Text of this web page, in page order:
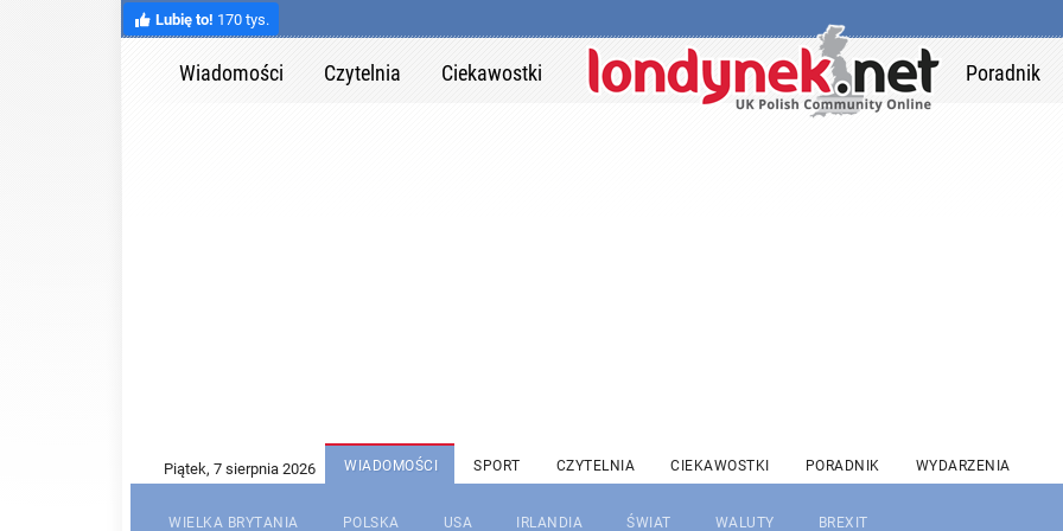
Lubię to! 170 tys.
Wiadomości Czytelnia Ciekawostki Poradnik
WIADOMOŚCI SPORT CZYTELNIA CIEKAWOSTKI PORADNIK WYDARZENIA
WIELKA BRYTANIA POLSKA USA IRLANDIA ŚWIAT WALUTY BREXIT